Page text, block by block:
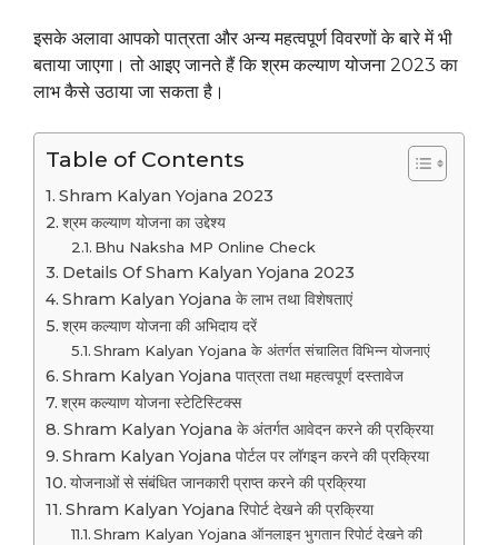
इसके अलावा आपको पात्रता और अन्य महत्वपूर्ण विवरणों के बारे में भी
बताया जाएगा। तो आइए जानते हैं कि श्रम कल्याण योजना 2023 का
लाभ कैसे उठाया जा सकता है।
Table of Contents
Shram Kalyan Yojana 2023
श्रम कल्याण योजना का उद्देश्य
Bhu Naksha MP Online Check
Details Of Sham Kalyan Yojana 2023
Shram Kalyan Yojana के लाभ तथा विशेषताएं
श्रम कल्याण योजना की अभिदाय दरें
Shram Kalyan Yojana के अंतर्गत संचालित विभिन्न योजनाएं
Shram Kalyan Yojana पात्रता तथा महत्वपूर्ण दस्तावेज
श्रम कल्याण योजना स्टेटिस्टिक्स
Shram Kalyan Yojana के अंतर्गत आवेदन करने की प्रक्रिया
Shram Kalyan Yojana पोर्टल पर लॉगइन करने की प्रक्रिया
योजनाओं से संबंधित जानकारी प्राप्त करने की प्रक्रिया
Shram Kalyan Yojana रिपोर्ट देखने की प्रक्रिया
Shram Kalyan Yojana ऑनलाइन भुगतान रिपोर्ट देखने की